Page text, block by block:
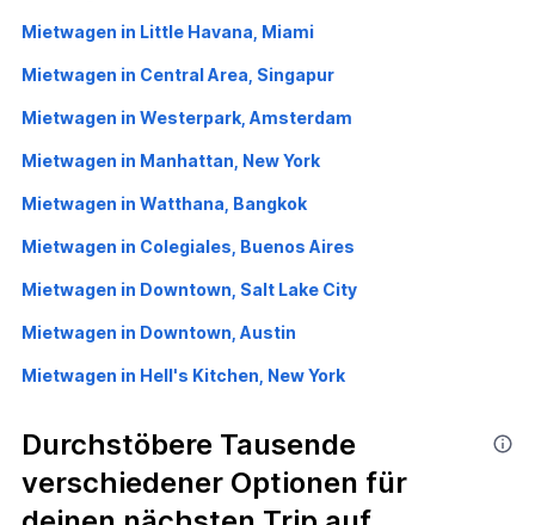
Mietwagen in Little Havana, Miami
Mietwagen in Central Area, Singapur
Mietwagen in Westerpark, Amsterdam
Mietwagen in Manhattan, New York
Mietwagen in Watthana, Bangkok
Mietwagen in Colegiales, Buenos Aires
Mietwagen in Downtown, Salt Lake City
Mietwagen in Downtown, Austin
Mietwagen in Hell's Kitchen, New York
Durchstöbere Tausende
verschiedener Optionen für